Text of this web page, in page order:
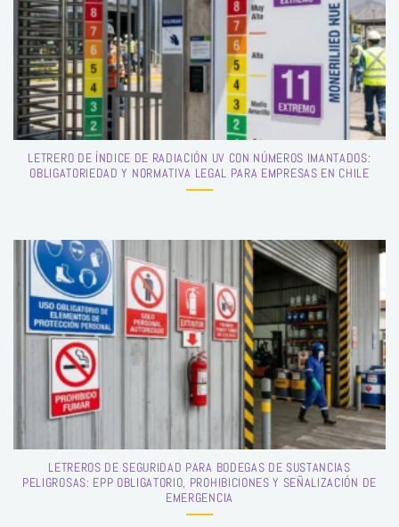
LETRERO DE ÍNDICE DE RADIACIÓN UV CON NÚMEROS IMANTADOS:
OBLIGATORIEDAD Y NORMATIVA LEGAL PARA EMPRESAS EN CHILE
LETREROS DE SEGURIDAD PARA BODEGAS DE SUSTANCIAS
PELIGROSAS: EPP OBLIGATORIO, PROHIBICIONES Y SEÑALIZACIÓN DE
EMERGENCIA